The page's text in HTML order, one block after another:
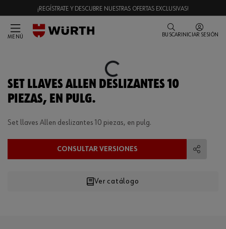
¡REGÍSTRATE Y DESCUBRE NUESTRAS OFERTAS EXCLUSIVAS!
MENÚ BUSCAR INICIAR SESIÓN
Loading...
SET LLAVES ALLEN DESLIZANTES 10
PIEZAS, EN PULG.
Set llaves Allen deslizantes 10 piezas, en pulg.
CONSULTAR VERSIONES
Ver catálogo